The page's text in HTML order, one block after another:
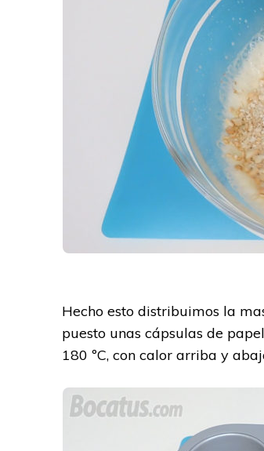
Hecho esto distribuimos la
puesto unas cápsulas de
180 ºC, con calor arriba y